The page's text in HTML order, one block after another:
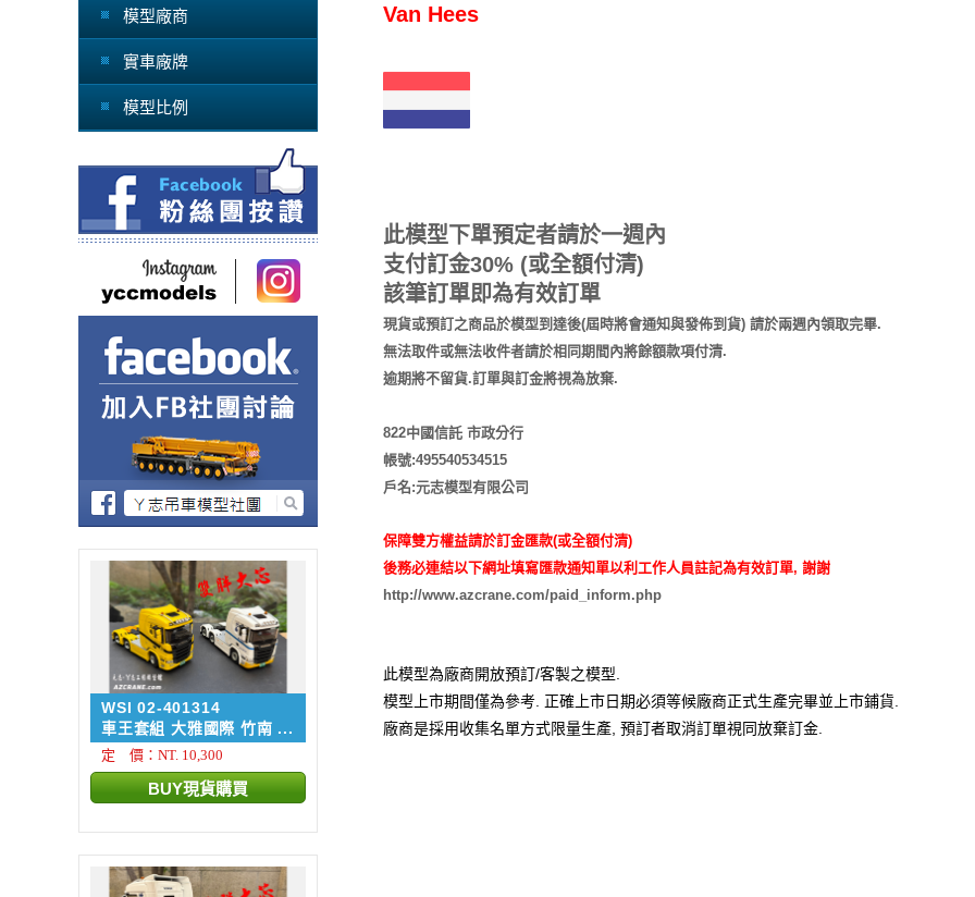
模型廠商
實車廠牌
模型比例
WSI 02-401314
車王套組 大雅國際 竹南 ...
定 價：NT. 10,300
Van Hees
此模型下單預定者請於一週內
支付訂金30% (或全額付清)
該筆訂單即為有效訂單
現貨或預訂之商品於模型到達後(屆時將會通知與發佈到貨) 請於兩週內領取完畢.
無法取件或無法收件者請於相同期間內將餘額款項付清.
逾期將不留貨.訂單與訂金將視為放棄.
822中國信託 市政分行
帳號:495540534515
戶名:元志模型有限公司
保障雙方權益請於訂金匯款(或全額付清)
後務必連結以下網址填寫匯款通知單以利工作人員註記為有效訂單, 謝謝
http://www.azcrane.com/paid_inform.php
此模型為廠商開放預訂/客製之模型.
模型上市期間僅為參考. 正確上市日期必須等候廠商正式生產完畢並上市鋪貨.
廠商是採用收集名單方式限量生產, 預訂者取消訂單視同放棄訂金.